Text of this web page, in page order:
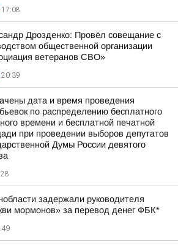
17:08
Дрозденко: Провёл совещание с
общественной организации
ветеранов СВО»
20:39
дата и время проведения
по распределению бесплатного
времени и бесплатной печатной
при проведении выборов депутатов
Думы России девятого
задержали руководителя
мормонов» за перевод денег ФБК*